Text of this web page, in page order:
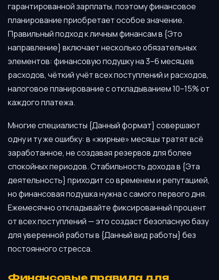
гарантированной зарплаты, поэтому финансовое
планирование приобретает особое значение.
Правильный подход к личным финансам в {Это
направление} включает несколько обязательных
элементов: финансовую подушку на 3–6 месяцев
расходов, чёткий учёт всех поступлений и расходов,
налоговое планирование с откладыванием 10–15% от
каждого платежа.
Многие специалисты {Данный формат} совершают
одну и ту же ошибку: в «жирные» месяцы тратят всё
заработанное, не создавая резервов для более
спокойных периодов. Стабильность дохода в {Эта
деятельность} приходит со временем и репутацией,
но финансовая подушка нужна с самого первого дня.
Ежемесячно откладывайте фиксированный процент
от всех поступлений — это создаст безопасную базу
для уверенной работы в {Данный вид работы} без
постоянного стресса.